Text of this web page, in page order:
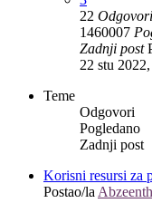
22 Odgovori
1460007
Zadnji post
22 stu
Teme
Odgovori
Pogledano
Zadnji post
Korisni resursi za
Postao/la Abzeenth